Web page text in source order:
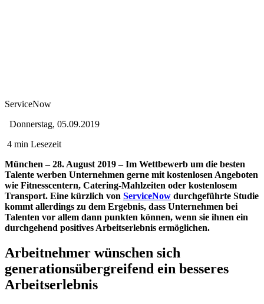
ServiceNow
Donnerstag, 05.09.2019
4 min Lesezeit
München – 28. August 2019 – Im Wettbewerb um die besten
Talente werben Unternehmen gerne mit kostenlosen Angeboten
wie Fitnesscentern, Catering-Mahlzeiten oder kostenlosem
Transport. Eine kürzlich von ServiceNow durchgeführte Studie
kommt allerdings zu dem Ergebnis, dass Unternehmen bei
Talenten vor allem dann punkten können, wenn sie ihnen ein
durchgehend positives Arbeitserlebnis ermöglichen.
Arbeitnehmer wünschen sich
generationsübergreifend ein besseres
Arbeitserlebnis